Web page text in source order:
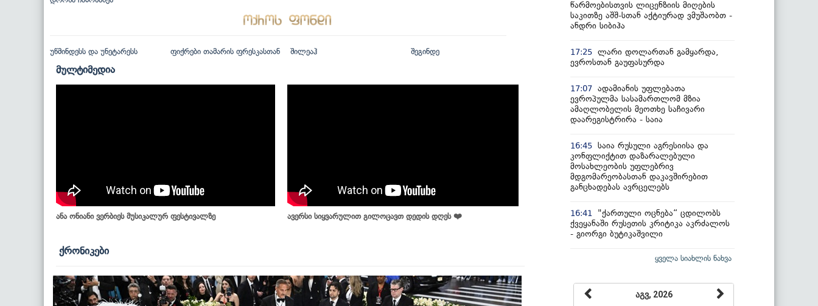
უწმინდესს და უნეტარესს ფიქრები თამარის ფრესკასთან შილეაჰ შეგინდე
მულტიმედია
ანა ონიანი ვერბიეს მუსიკალურ ფესტივალზე ავერსი სიყვარულით გილოცავთ დედის დღეს ❤️
ქრონიკები
წარმოებისთვის ლიცენზიის მიღების
საკითზე აშშ-სთან აქტიურად ვმუშაობთ -
ანდრი სიბიჰა
17:25 ლარი დოლართან გამყარდა,
ევროსთან გაუფასურდა
17:07 ადამიანის უფლებათა
ევროპულმა სასამართლომ მზია
ამაღლობელის მეოთხე საჩივარი
დაარეგისტრირა - საია
16:45 საია რუსული აგრესიისა და
კონფლიქტით დაზარალებული
მოსახლეობის უფლებრივ
მდგომარეობასთან დაკავშირებით
განცხადებას ავრცელებს
16:41
"ქართული ოცნება“ ცდილობს
ქვეყანაში რუსეთის კრიტიკა აკრძალოს
- გიორგი ბუტიკაშვილი
ყველა სიახლის ნახვა
აგვ, 2026